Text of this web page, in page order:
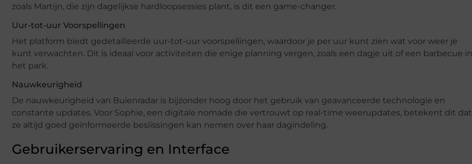
zoals Martijn, die zijn dagelijkse hardloopsessies plant, is dit een game-changer.
Uur-tot-uur Voorspellingen
Het platform biedt gedetailleerde uur-tot-uur voorspellingen, waardoor je per uur kunt zien wat voor weer je
kunt verwachten. Dit is ideaal voor activiteiten die enige planning vergen, zoals een dagje uit of een barbecue in
het park.
Nauwkeurigheid
De nauwkeurigheid van Buienradar is bijzonder hoog door het gebruik van geavanceerde technologie en
constante updates. Voor Sophie, een digitale nomade die vertrouwt op real-time weerupdates, betekent dit dat
ze altijd goed geïnformeerde beslissingen kan nemen over haar dagindeling.
Gebruikerservaring en Interface